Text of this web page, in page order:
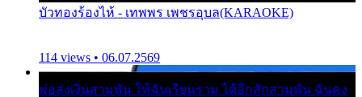
บัวทองร้องไห้ - เทพพร เพชรอุบล(KARAOKE)
114 views • 06.07.2569
พ่อส่งเงินสามพัน ให้ฉันเรียนราม ได้อีกสักสามพัน ฉันคง